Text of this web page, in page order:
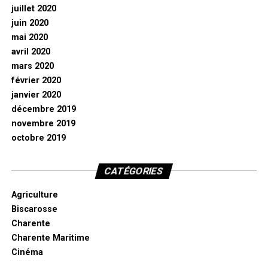
juillet 2020
juin 2020
mai 2020
avril 2020
mars 2020
février 2020
janvier 2020
décembre 2019
novembre 2019
octobre 2019
CATÉGORIES
Agriculture
Biscarosse
Charente
Charente Maritime
Cinéma